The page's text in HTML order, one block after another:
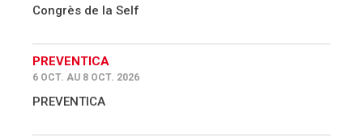
Congrès de la Self
PREVENTICA
6 OCT. AU 8 OCT. 2026
PREVENTICA